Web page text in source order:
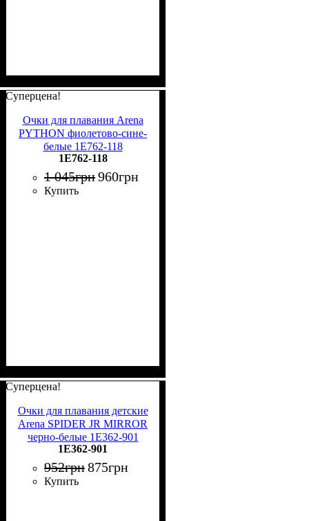
Суперцена!
Очки для плавания Arena
PYTHON фиолетово-сине-
белые 1E762-118
1E762-118
1 045грн960грн
Купить
Суперцена!
Очки для плавания детские
Arena SPIDER JR MIRROR
черно-белые 1E362-901
1E362-901
952грн875грн
Купить